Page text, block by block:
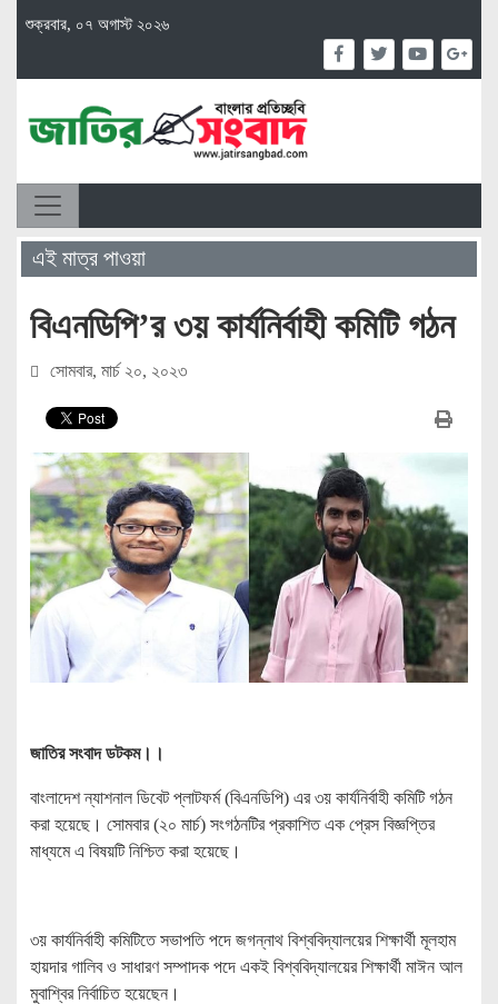
শুক্রবার, ০৭ অগাস্ট ২০২৬
এই মাত্র পাওয়া
বিএনডিপি’র ৩য় কার্যনির্বাহী কমিটি গঠন
সোমবার, মার্চ ২০, ২০২৩
জাতির সংবাদ ডটকম।।
বাংলাদেশ ন্যাশনাল ডিবেট প্লাটফর্ম (বিএনডিপি) এর ৩য় কার্যনির্বাহী কমিটি গঠন
করা হয়েছে। সোমবার (২০ মার্চ) সংগঠনটির প্রকাশিত এক প্রেস বিজ্ঞপ্তির
মাধ্যমে এ বিষয়টি নিশ্চিত করা হয়েছে।
৩য় কার্যনির্বাহী কমিটিতে সভাপতি পদে জগন্নাথ বিশ্ববিদ্যালয়ের শিক্ষার্থী মূলহাম
হায়দার গালিব ও সাধারণ সম্পাদক পদে একই বিশ্ববিদ্যালয়ের শিক্ষার্থী মাঈন আল
মুবাশ্বির নির্বাচিত হয়েছেন।